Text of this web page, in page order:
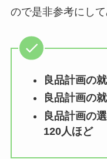
ので是非参考にし
良品計画の
良品計画の
良品計画の
120人ほど